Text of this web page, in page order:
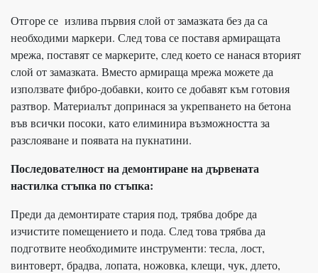
Отгоре се излива първия слой от замазката без да са
необходими маркери. След това се поставя армиращата
мрежа, поставят се маркерите, след което се нанася вторият
слой от замазката. Вместо армираща мрежа можете да
използвате фибро-добавки, които се добавят към готовия
разтвор. Материалът допринася за укрепването на бетона
във всички посоки, като елиминира възможността за
разслояване и появата на пукнатини.
Последователност на демонтиране на дървената
настилка стъпка по стъпка:
Преди да демонтирате стария под, трябва добре да
изчистите помещението и пода. След това трябва да
подготвите необходимите инструменти: тесла, лост,
винтоверт, брадва, лопата, ножовка, клещи, чук, длето,